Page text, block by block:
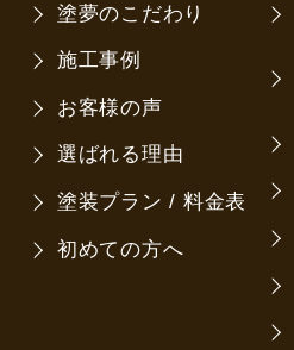
塗夢のこだわり
施工事例
お客様の声
選ばれる理由
塗装プラン / 料金表
初めての方へ